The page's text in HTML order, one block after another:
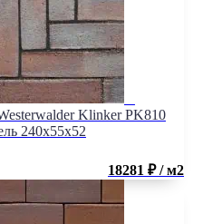
Klinker PK810
240x55x52
18281 ₽ / м2